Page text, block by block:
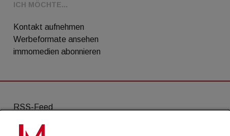
ICH MÖCHTE...
Kontakt aufnehmen
Werbeformate ansehen
immomedien abonnieren
RSS-Feed
AGB